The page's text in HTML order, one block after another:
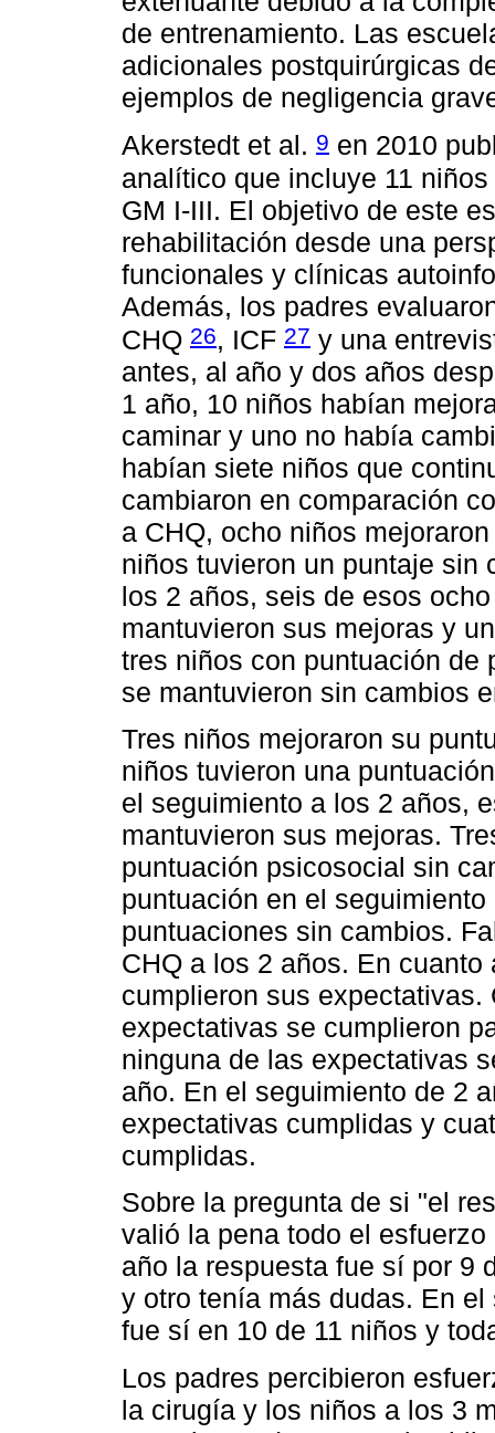
de entrenamiento. Las
adicionales postquirúrgicas
ejemplos de negligencia
Akerstedt et al. 9 en 2010
analítico que incluye 11
GM I-III. El objetivo de este
rehabilitación desde una
funcionales y clínicas
Además, los padres
CHQ 26, ICF 27 y una
antes, al año y dos años
1 año, 10 niños habían
caminar y uno no había
habían siete niños que
cambiaron en comparación
a CHQ, ocho niños
niños tuvieron un puntaje sin
los 2 años, seis de esos
mantuvieron sus mejoras y
tres niños con puntuación
se mantuvieron sin cambios
Tres niños mejoraron su
niños tuvieron una
el seguimiento a los 2 años,
mantuvieron sus mejoras.
puntuación psicosocial sin
puntuación en el
puntuaciones sin cambios.
CHQ a los 2 años. En
cumplieron sus
expectativas se cumplieron
ninguna de las expectativas
año. En el seguimiento de 2
expectativas cumplidas y
cumplidas.
Sobre la pregunta de si "el
valió la pena todo el
año la respuesta fue sí por 9
y otro tenía más dudas. En
fue sí en 10 de 11 niños y
Los padres percibieron
la cirugía y los niños a los 3